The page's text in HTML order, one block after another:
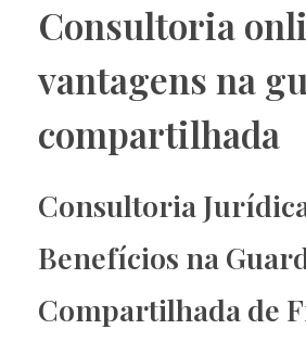
Consultoria
vantagens na
compartilhada
Consultoria
Benefícios na
Compartilhada de